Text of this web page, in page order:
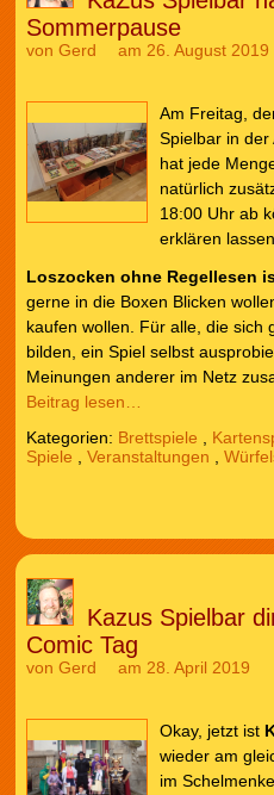
Sommerpause
von Gerd am 26. August 2019
Am Freitag,
Spielbar in der
hat jede
natürlich
18:00 Uhr ab
erklären
Loszocken ohne Regellesen
gerne in die Boxen Blicken
kaufen wollen. Für alle, die sich
bilden, ein Spiel selbst
Meinungen anderer im Netz
Beitrag lesen…
Kategorien: Brettspiele ,
Spiele , Veranstaltungen ,
Kazus Spielbar
Comic Tag
von Gerd am 28. April 2019
Okay, jetzt ist
wieder am
im